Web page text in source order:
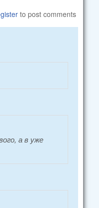
to post comments
а в уже